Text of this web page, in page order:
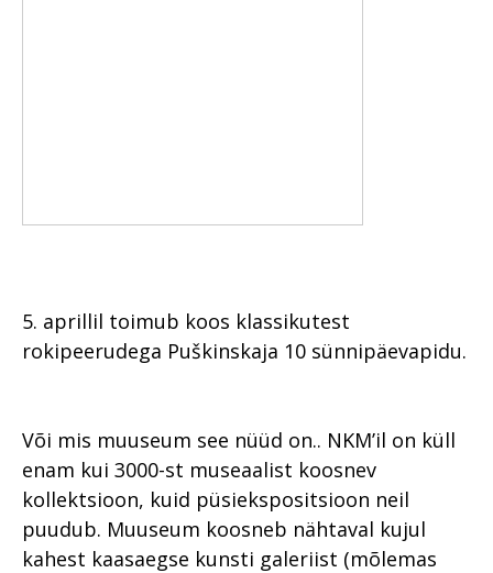
5. aprillil toimub koos klassikutest
rokipeerudega Puškinskaja 10 sünnipäevapidu.
Või mis muuseum see nüüd on.. NKM’il on küll
enam kui 3000-st museaalist koosnev
kollektsioon, kuid püsiekspositsioon neil
puudub. Muuseum koosneb nähtaval kujul
kahest kaasaegse kunsti galeriist (mõlemas